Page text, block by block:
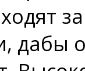
дабы